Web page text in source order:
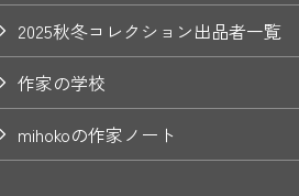
2025秋冬コレクション出品者一覧
作家の学校
mihokoの作家ノート